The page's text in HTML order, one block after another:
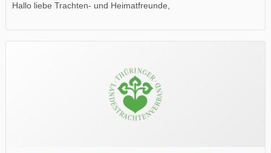
Hallo liebe Trachten- und Heimatfreunde,
Wir wünschen Euch viel Spaß beim Lesen.